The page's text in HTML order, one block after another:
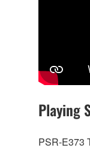
Playing
PSR-E373